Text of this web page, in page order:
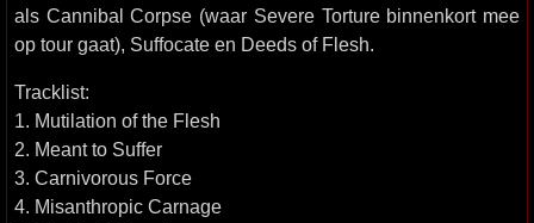
als Cannibal Corpse (waar Severe Torture binnenkort mee
op tour gaat), Suffocate en Deeds of Flesh.
Tracklist:
1. Mutilation of the Flesh
2. Meant to Suffer
3. Carnivorous Force
4. Misanthropic Carnage